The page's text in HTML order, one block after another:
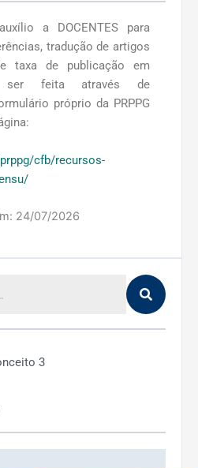
a DOCENTES para
tradução de artigos
taxa de publicação em
ser feita através de
próprio da PRPPG
cfb/recursos-
24/07/2026
3